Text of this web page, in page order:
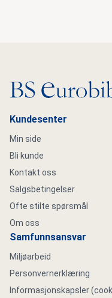
Gå til hovedsiden
Kundesenter
Min side
Bli kunde
Kontakt oss
Salgsbetingelser
Ofte stilte spørsmål
Om oss
Samfunnsansvar
Miljøarbeid
Personvernerklæring
Informasjonskapsler